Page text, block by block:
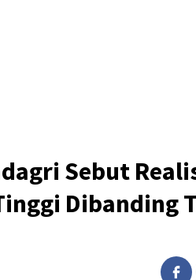
Sebut
Dibanding